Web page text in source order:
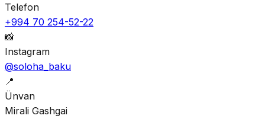
Telefon
+994 70 254-52-22
📸
Instagram
@soloha_baku
📍
Ünvan
Mirali Gashgai